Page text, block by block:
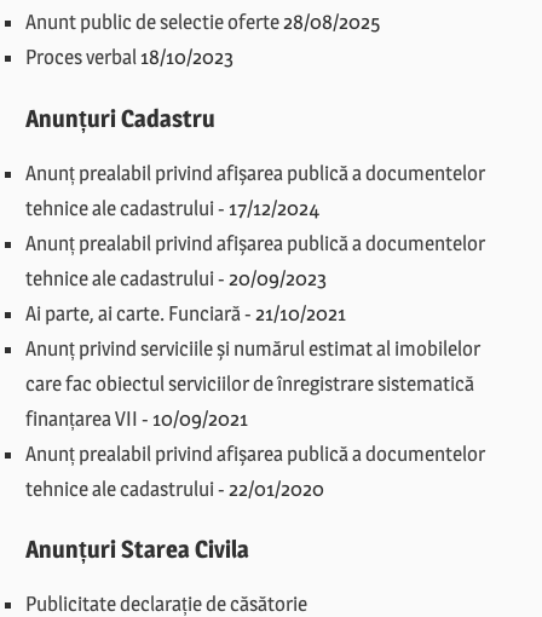
Anunt public de selectie oferte28/08/2025
Proces verbal 18/10/2023
Anunțuri Cadastru
Anunț prealabil privind afișarea publică a documentelor
tehnice ale cadastrului- 17/12/2024
Anunț prealabil privind afișarea publică a documentelor
tehnice ale cadastrului-20/09/2023
Ai parte, ai carte. Funciară -21/10/2021
Anunț privind serviciile și numărul estimat al imobilelor
care fac obiectul serviciilor de înregistrare sistematică
finanțarea VII - 10/09/2021
Anunț prealabil privind afișarea publică a documentelor
tehnice ale cadastrului-22/01/2020
Anunțuri Starea Civila
Publicitate declarație de căsătorie